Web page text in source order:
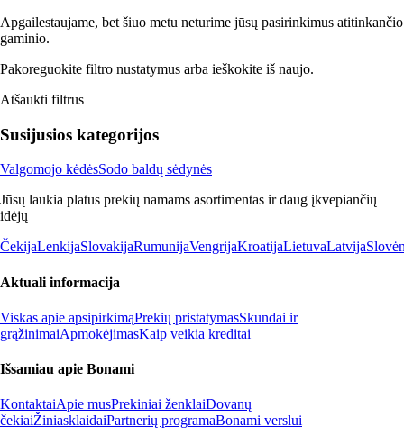
Apgailestaujame, bet šiuo metu neturime jūsų pasirinkimus atitinkančio
gaminio.
Pakoreguokite filtro nustatymus arba ieškokite iš naujo.
Atšaukti filtrus
Susijusios kategorijos
Valgomojo kėdėsSodo baldų sėdynės
Jūsų laukia platus prekių namams asortimentas ir daug įkvepiančių
idėjų
ČekijaLenkijaSlovakijaRumunijaVengrijaKroatijaLietuvaLatvija
Aktuali informacija
Viskas apie apsipirkimąPrekių pristatymasSkundai ir
grąžinimaiApmokėjimasKaip veikia kreditai
Išsamiau apie Bonami
KontaktaiApie musPrekiniai ženklaiDovanų
čekiaiŽiniasklaidaiPartnerių programaBonami verslui